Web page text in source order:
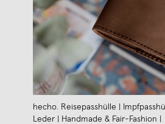
hecho. Reisepasshülle | Impfpasshülle aus Pull-Up
Leder | Handmade & Fair-Fashion |